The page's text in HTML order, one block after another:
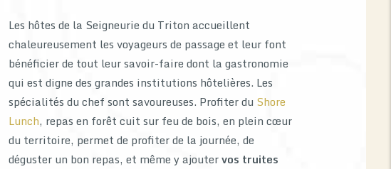
Les hôtes de la Seigneurie du Triton accueillent
chaleureusement les voyageurs de passage et leur font
bénéficier de tout leur savoir-faire dont la gastronomie
qui est digne des grandes institutions hôtelières. Les
spécialités du chef sont savoureuses. Profiter du Shore
Lunch, repas en forêt cuit sur feu de bois, en plein cœur
du territoire, permet de profiter de la journée, de
déguster un bon repas, et même y ajoutervos truites